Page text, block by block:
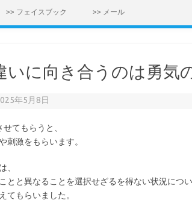
>> フェイスブック >> メール
いに向き合うのは勇気
年5月8日
てもらうと、
刺激をもらいます。
、
とと異なることを選択せざるを得ない状況につい
てもらいました。